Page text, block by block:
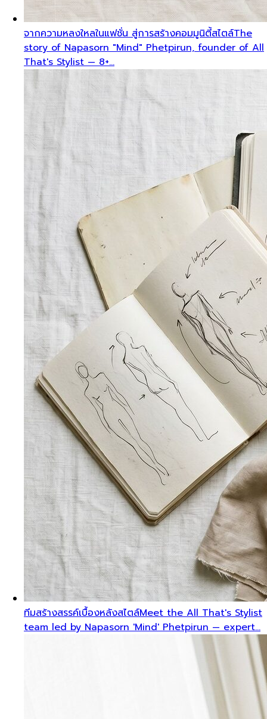
จากความหลงใหลในแฟชั่น สู่การสร้างคอมมูนิตี้สไตล์The
story of Napasorn "Mind" Phetpirun, founder of All
That's Stylist — 8+…
ทีมสร้างสรรค์เบื้องหลังสไตล์Meet the All That's Stylist
team led by Napasorn 'Mind' Phetpirun — expert…